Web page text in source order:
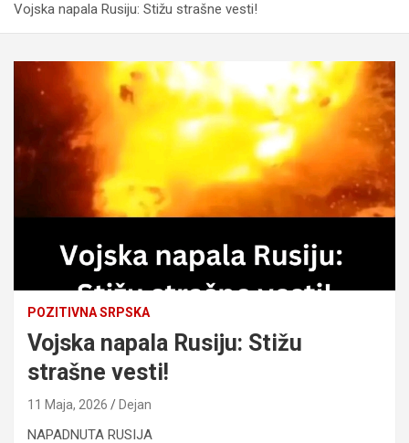
Vojska napala Rusiju: Stižu strašne vesti!
POZITIVNA SRPSKA
Vojska napala Rusiju: Stižu
strašne vesti!
11 Maja, 2026 Dejan
NAPADNUTA RUSIJA